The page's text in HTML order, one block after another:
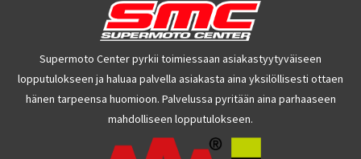
Supermoto Center pyrkii toimiessaan asiakastyytyväiseen
lopputulokseen ja haluaa palvella asiakasta aina yksilöllisesti ottaen
hänen tarpeensa huomioon. Palvelussa pyritään aina parhaaseen
mahdolliseen lopputulokseen.